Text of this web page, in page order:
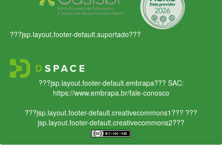
???jsp.layout.footer-default.suportado???
???jsp.layout.footer-default.embrapa??? SAC:
https://www.embrapa.br/fale-conosco
???jsp.layout.footer-default.creativecommons1??? ???
jsp.layout.footer-default.creativecommons2???